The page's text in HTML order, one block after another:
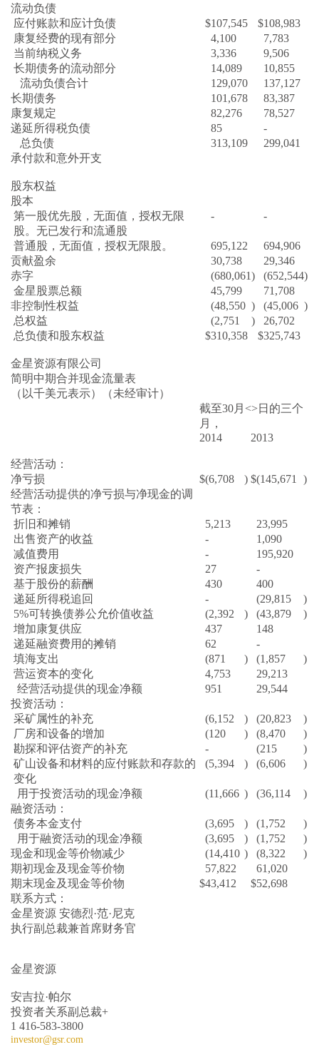
流动负债
应付账款和应计负债
$107,545 $108,983
康复经费的现有部分
4,100
7,783
当前纳税义务
3,336
9,506
长期债务的流动部分
14,089
10,855
流动负债合计
129,070
137,127
长期债务
101,678
83,387
康复规定
82,276
78,527
递延所得税负债
85
-
总负债
313,109
299,041
承付款和意外开支
股东权益
股本
第一股优先股，无面值，授权无限
股。无已发行和流通股
- -
普通股，无面值，授权无限股。 695,122
694,906
贡献盈余
30,738
29,346
赤字
(680,061) (652,544)
金星股票总额
45,799
71,708
非控制性权益
(48,550 ) (45,006 )
总权益
(2,751 )
26,702
总负债和股东权益
$310,358 $325,743
金星资源有限公司
简明中期合并现金流量表
（以千美元表示）（未经审计）
截至30月<>日的三个
月，
2014
2013
经营活动：
净亏损
$(6,708 ) $(145,671
)
经营活动提供的净亏损与净现金的调
节表：
折旧和摊销
5,213
23,995
出售资产的收益
-
1,090
减值费用
-
195,920
资产报废损失
27
-
基于股份的薪酬
430
400
递延所得税追回
- (29,815
)
5%可转换债券公允价值收益
(2,392 ) (43,879
)
增加康复供应
437
148
递延融资费用的摊销
62
-
填海支出
(871 ) (1,857
)
营运资本的变化
4,753
29,213
经营活动提供的现金净额
951
29,544
投资活动：
采矿属性的补充
(6,152 ) (20,823
)
厂房和设备的增加
(120 ) (8,470
)
勘探和评估资产的补充
- (215
)
矿山设备和材料的应付账款和存款的
变化
(5,394 ) (6,606 )
用于投资活动的现金净额 (11,666 ) (36,114
)
融资活动：
债务本金支付
(3,695 ) (1,752
)
用于融资活动的现金净额
(3,695 ) (1,752
)
现金和现金等价物减少
(14,410 ) (8,322
)
期初现金及现金等价物
57,822
61,020
期末现金及现金等价物
$43,412 $52,698
联系方式：
金星资源 安德烈·范·尼克
执行副总裁兼首席财务官
金星资源
安吉拉·帕尔
投资者关系副总裁+
1 416-583-3800
investor@gsr.com